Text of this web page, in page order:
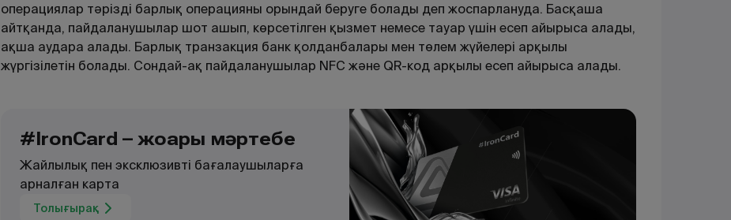
операциялар тәрізді барлық операцияны орындай беруге болады деп жоспарлануда. Басқаша
айтқанда, пайдаланушылар шот ашып, көрсетілген қызмет немесе тауар үшін есеп айырыса алады,
ақша аудара алады. Барлық транзакция банк қолданбалары мен төлем жүйелері арқылы
жүргізілетін болады. Сондай-ақ пайдаланушылар NFC және QR-код арқылы есеп айырыса алады.
#IronCard – жоғары мәртебе
Жайлылық пен эксклюзивті бағалаушыларға
арналған карта
Толығырақ